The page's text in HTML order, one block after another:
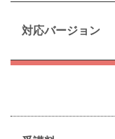
対応バージョン